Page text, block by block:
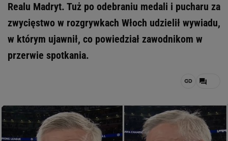
Realu Madryt. Tuż po odebraniu medali i pucharu za
zwycięstwo w rozgrywkach Włoch udzielił wywiadu,
w którym ujawnił, co powiedział zawodnikom w
przerwie spotkania.